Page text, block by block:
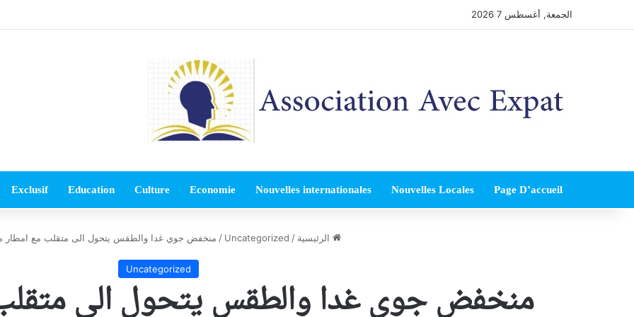
الجمعة, أغسطس 7 2026
Page D’accueil
Nouvelles Locales
Nouvelles internationales
Economie
Culture
Education
Exclusif
الرئيسية /
Uncategorized
/ منخفض جوي غدا والطقس يتحول الى متقلب مع امطار
Uncategorized
منخفض جوي غدا والطقس يتحول الى